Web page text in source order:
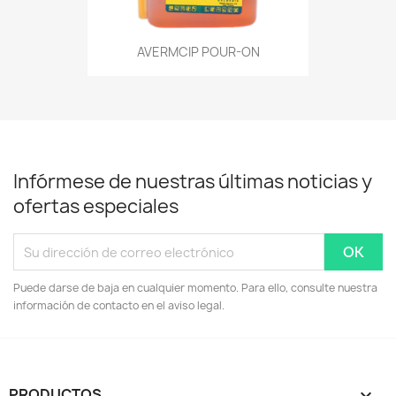
AVERMCIP POUR-ON
Infórmese de nuestras últimas noticias y
ofertas especiales
Puede darse de baja en cualquier momento. Para ello, consulte nuestra
información de contacto en el aviso legal.